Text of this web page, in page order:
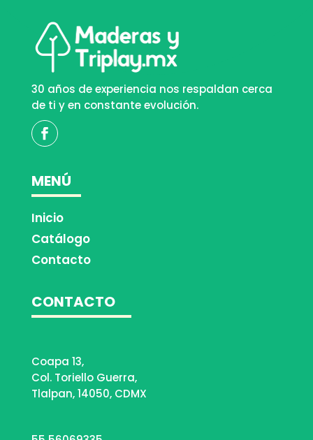
30 años de experiencia nos respaldan cerca
de ti y en constante evolución.
MENÚ
Inicio
Catálogo
Contacto
CONTACTO
Coapa 13,
Col. Toriello Guerra,
Tlalpan, 14050, CDMX